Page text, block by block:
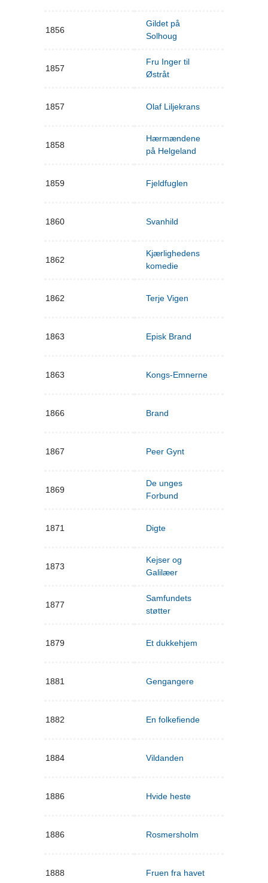
1856
Gildet på
Solhoug
1857
Fru Inger til
Østråt
1857 Olaf Liljekrans
1858
Hærmændene
på Helgeland
1859 Fjeldfuglen
1860 Svanhild
1862
Kjærlighedens
komedie
1862 Terje Vigen
1863 Episk Brand
1863 Kongs-Emnerne
1866 Brand
1867 Peer Gynt
1869
De unges
Forbund
1871 Digte
1873
Kejser og
Galilæer
1877
Samfundets
støtter
1879 Et dukkehjem
1881 Gengangere
1882 En folkefiende
1884 Vildanden
1886 Hvide heste
1886 Rosmersholm
1888 Fruen fra havet